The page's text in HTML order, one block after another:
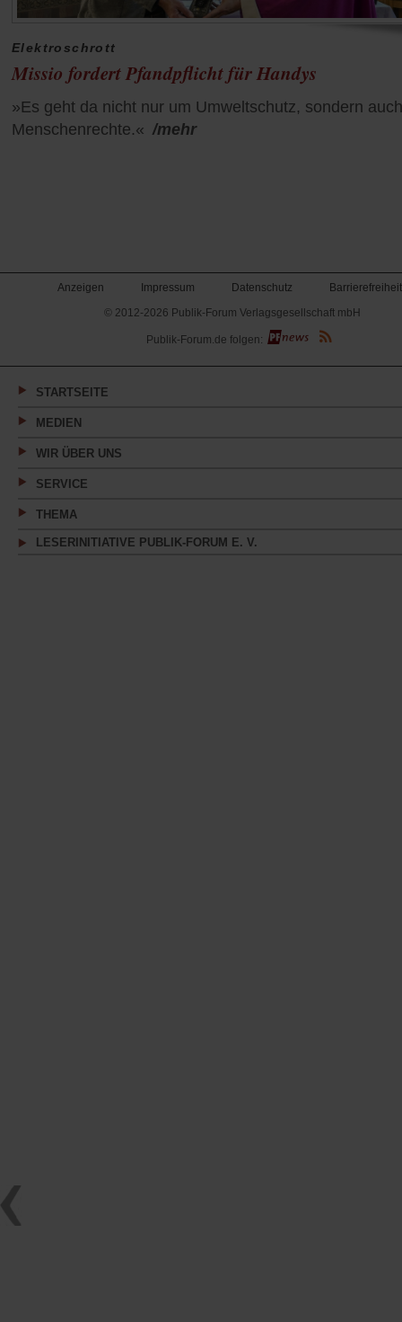
Elektroschrott
Missio fordert Pfandpflicht für Handys
»Es geht da nicht nur um Umweltschutz, sondern
Menschenrechte.« /mehr
Anzeigen Impressum Datenschutz
Barrierefreiheit
© 2012-2026 Publik-Forum Verlagsgesellschaft mbH
(Öffnet
in
neuen
Publik-Forum.de folgen:
STARTSEITE
MEDIEN
WIR ÜBER UNS
SERVICE
THEMA
LESERINITIATIVE PUBLIK-FORUM E. V.